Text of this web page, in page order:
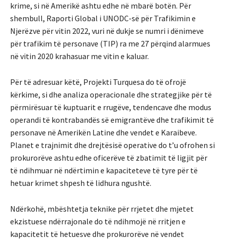
krime, si në Amerikë ashtu edhe në mbarë botën. Për
shembull, Raporti Global i UNODC-së për Trafikimin e
Njerëzve për vitin 2022, vuri në dukje se numri i dënimeve
për trafikim të personave (TIP) ra me 27 përqind alarmues
në vitin 2020 krahasuar me vitin e kaluar.
Për të adresuar këtë, Projekti Turquesa do të ofrojë
kërkime, si dhe analiza operacionale dhe strategjike për të
përmirësuar të kuptuarit e rrugëve, tendencave dhe modus
operandi të kontrabandës së emigrantëve dhe trafikimit të
personave në Amerikën Latine dhe vendet e Karaibeve.
Planet e trajnimit dhe drejtësisë operative do t’u ofrohen si
prokurorëve ashtu edhe oficerëve të zbatimit të ligjit për
të ndihmuar në ndërtimin e kapaciteteve të tyre për të
hetuar krimet shpesh të lidhura ngushtë.
Ndërkohë, mbështetja teknike për rrjetet dhe mjetet
ekzistuese ndërrajonale do të ndihmojë në rritjen e
kapacitetit të hetuesve dhe prokurorëve në vendet